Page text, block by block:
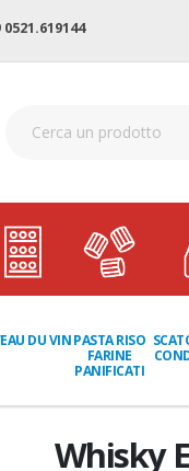
0521.619144
DU VINPASTA RISO
FARINE
PANIFICATI
Whisky